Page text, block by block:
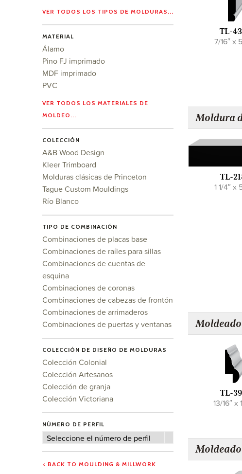
TL-
7/16″ x
Moldura
TL-
1 1/4″ x
TL-
13/16″ x
Moldeado
VER TODOS LOS TIPOS DE MOLDURAS...
MATERIAL
Álamo
Pino FJ imprimado
MDF imprimado
PVC
VER TODOS LOS MATERIALES DE
MOLDEO...
COLECCIÓN
A&B Wood Design
Kleer Trimboard
Molduras clásicas de Princeton
Tague Custom Mouldings
Río Blanco
TIPO DE COMBINACIÓN
Combinaciones de placas base
Combinaciones de raíles para sillas
Combinaciones de cuentas de
esquina
Combinaciones de coronas
Combinaciones de cabezas de frontón
Combinaciones de arrimaderos
Combinaciones de puertas y ventanas
COLECCIÓN DE DISEÑO DE MOLDURAS
Colección Colonial
Colección Artesanos
Colección de granja
Colección Victoriana
NÚMERO DE PERFIL
Número
perfil
Seleccione el número de perfil
< BACK TO MOULDING & MILLWORK